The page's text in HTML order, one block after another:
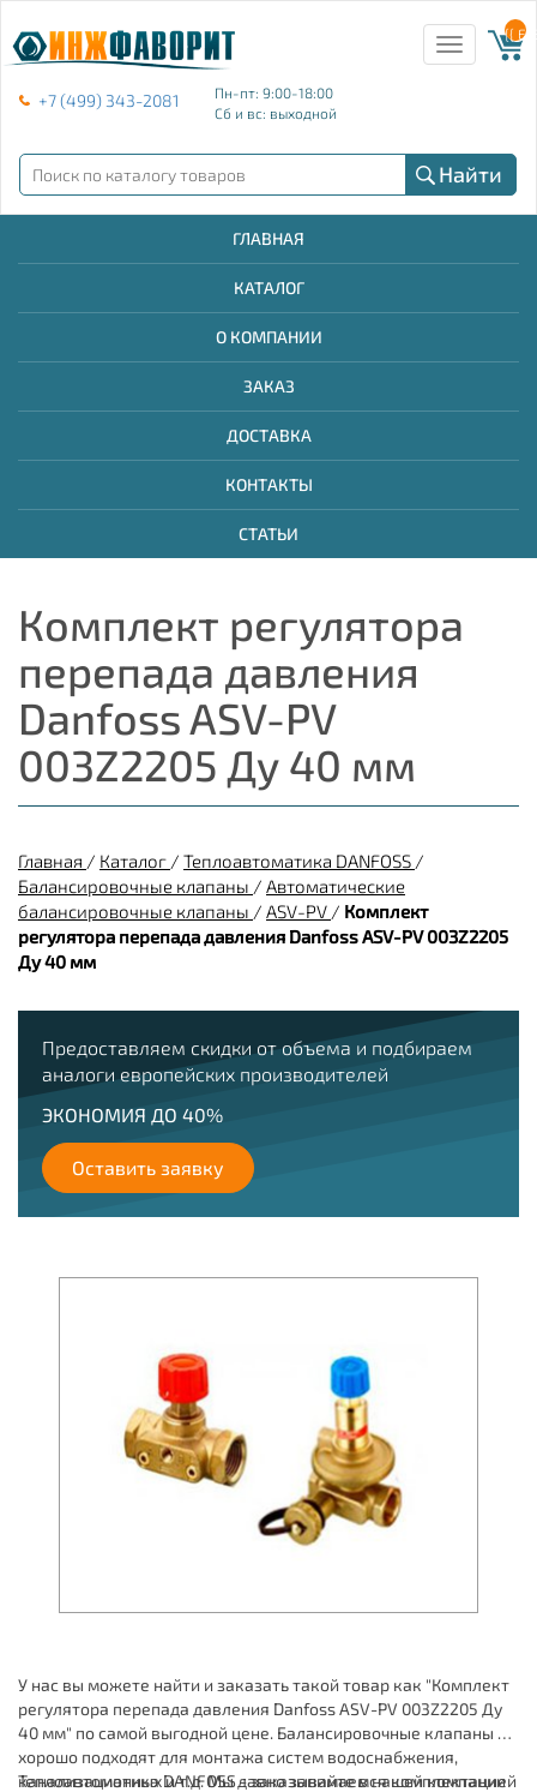
+7 (499) 343-2081
Пн-пт: 9:00-18:00
Сб и вс: выходной
Toggle
navigation
{{
Найти
ГЛАВНАЯ
КАТАЛОГ
О КОМПАНИИ
ЗАКАЗ
ДОСТАВКА
КОНТАКТЫ
СТАТЬИ
Комплект регулятора
перепада давления
Danfoss ASV-PV
003Z2205 Ду 40 мм
Главная / Каталог / Теплоавтоматика DANFOSS /
Балансировочные клапаны / Автоматические
балансировочные клапаны / ASV-PV / Комплект
регулятора перепада давления Danfoss ASV-PV 003Z2205
Ду 40 мм
Предоставляем скидки от объема и подбираем
аналоги европейских производителей
ЭКОНОМИЯ ДО 40%
Оставить заявку
У нас вы можете найти и заказать такой товар как "Комплект
регулятора перепада давления Danfoss ASV-PV 003Z2205 Ду
40 мм" по самой выгодной цене. Балансировочные клапаны -
хорошо подходят для монтажа систем водоснабжения,
канализационных и т.д. Мы давно занимаемся комплектацией
Теплоавтоматика DANFOSS - заказывайте в нашей компании